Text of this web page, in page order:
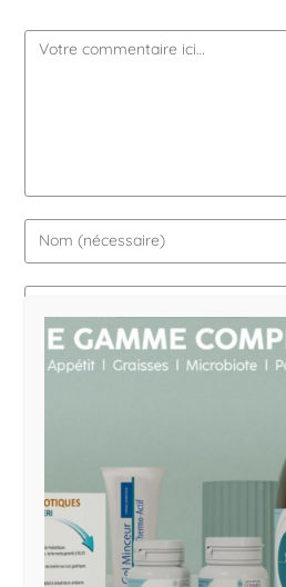
Le Magazine Naturo
Je suis Evy, Naturopathe